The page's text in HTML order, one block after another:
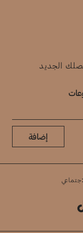
الجديد
إضافة